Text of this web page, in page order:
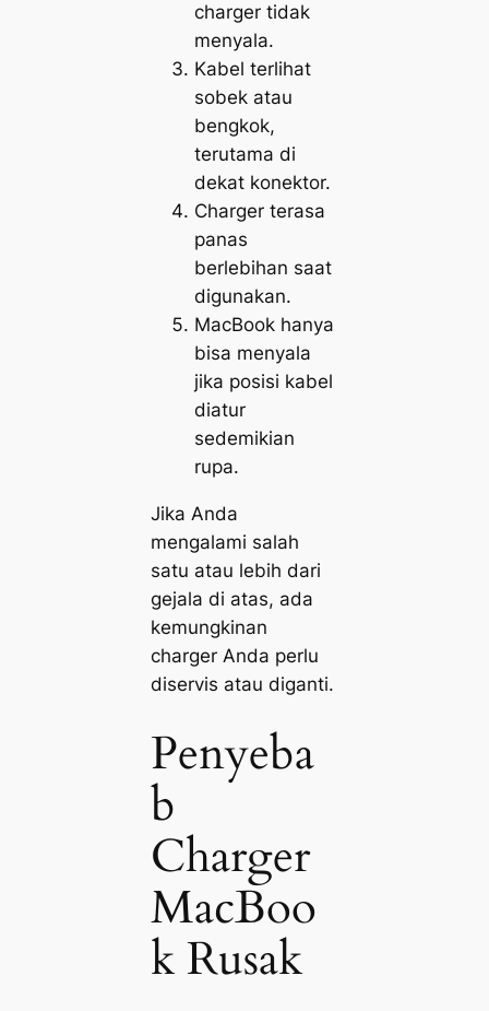
charger tidak
menyala.
Kabel terlihat
sobek atau
bengkok,
terutama di
dekat konektor.
Charger terasa
panas
berlebihan saat
digunakan.
MacBook hanya
bisa menyala
jika posisi kabel
diatur
sedemikian
rupa.
Jika Anda
mengalami salah
satu atau lebih dari
gejala di atas, ada
kemungkinan
charger Anda perlu
diservis atau diganti.
Penyeba
b
Charger
MacBoo
k Rusak